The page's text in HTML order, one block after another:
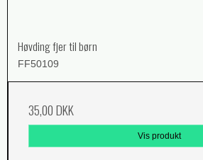
Høvding fjer til børn
FF50109
35,00 DKK
Vis produkt